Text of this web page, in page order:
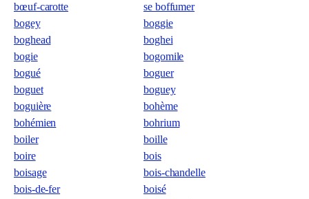
bœuf-carotte
se boffumer
bogey
boggie
boghead
boghei
bogie
bogomile
bogué
boguer
boguet
boguey
boguière
bohème
bohémien
bohrium
boiler
boille
boire
bois
boisage
bois-chandelle
bois-de-fer
boisé